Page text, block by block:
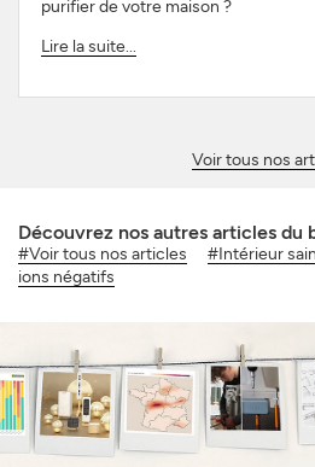
purifier de votre maison ?
Lire la suite...
Voir tous nos
Découvrez nos autres articles du
#Voir tous nos articles #Intérieur sain
ions négatifs